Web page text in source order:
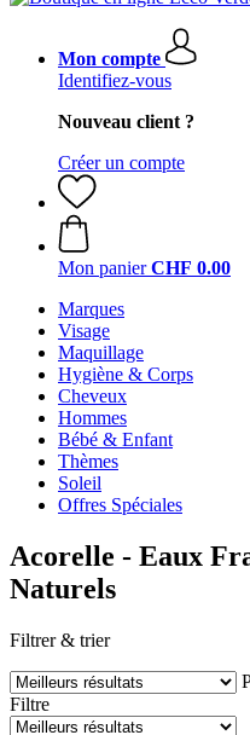
Mon compte
Identifiez-vous
Nouveau client ?
Créer un compte
Mon panier CHF 0.00
Marques
Visage
Maquillage
Hygiène & Corps
Cheveux
Hommes
Bébé & Enfant
Thèmes
Soleil
Offres Spéciales
Acorelle - Eaux
Naturels
Filtrer & trier
Filtre